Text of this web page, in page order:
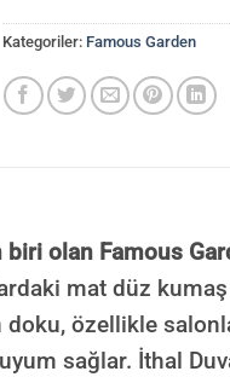
Kategoriler: Famous Garden
olan Famous
mat düz
özellikle
sağlar. İthal